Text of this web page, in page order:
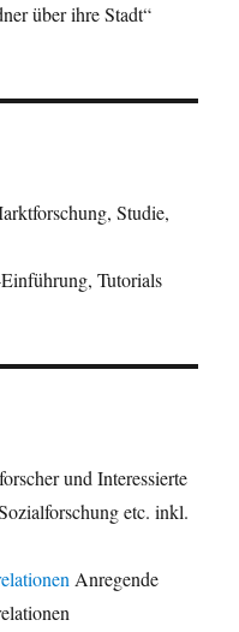
über ihre Stadt“
Studie,
Tutorials
und Interessierte
etc. inkl.
Anregende